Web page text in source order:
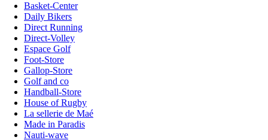
Basket-Center
Daily Bikers
Direct Running
Direct-Volley
Espace Golf
Foot-Store
Gallop-Store
Golf and co
Handball-Store
House of Rugby
La sellerie de Maé
Made in Paradis
Nauti-wave